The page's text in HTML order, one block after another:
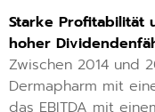
Starke Profitabilität
hoher
Zwischen 2014 und
Dermapharm mit
das EBITDA mit